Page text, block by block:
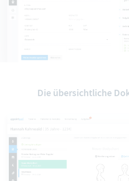
Die übersichtliche